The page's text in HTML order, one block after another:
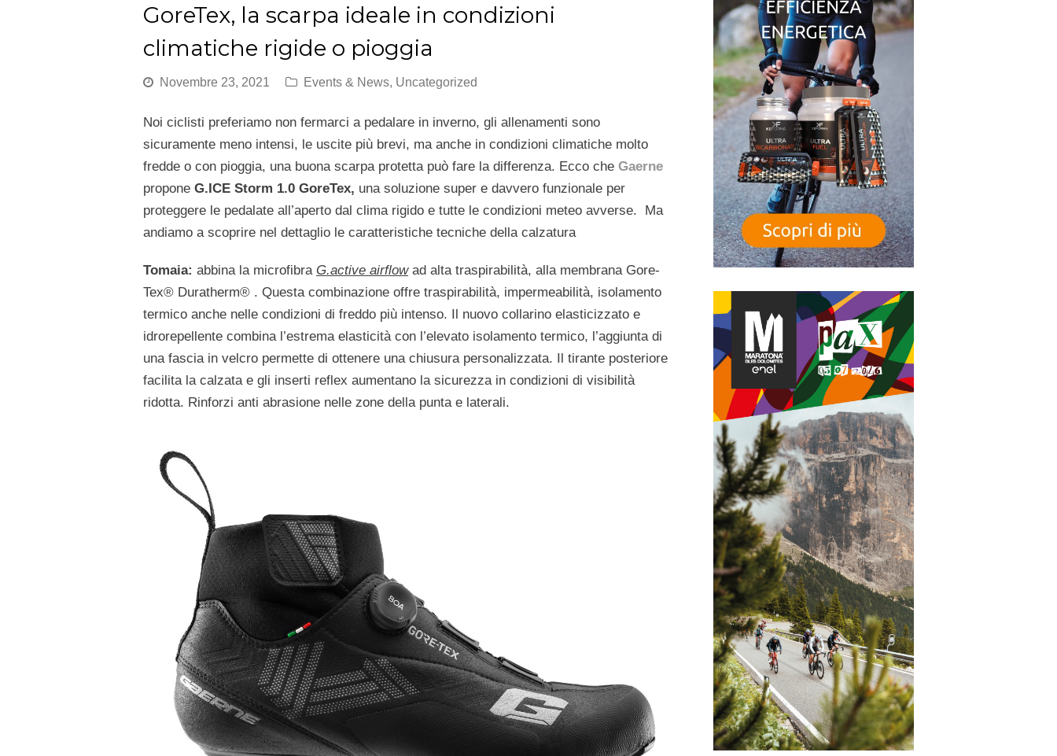
GoreTex, la scarpa ideale in condizioni
climatiche rigide o pioggia
Novembre 23, 2021 Events & News, Uncategorized
Noi ciclisti preferiamo non fermarci a pedalare in inverno, gli allenamenti sono
sicuramente meno intensi, le uscite più brevi, ma anche in condizioni climatiche molto
fredde o con pioggia, una buona scarpa protetta può fare la differenza. Ecco che Gaerne
propone G.ICE Storm 1.0 GoreTex, una soluzione super e davvero funzionale per
proteggere le pedalate all’aperto dal clima rigido e tutte le condizioni meteo avverse. Ma
andiamo a scoprire nel dettaglio le caratteristiche tecniche della calzatura
Tomaia: abbina la microfibra G.active airflowad alta traspirabilità, alla membrana Gore-
Tex® Duratherm® . Questa combinazione offre traspirabilità, impermeabilità, isolamento
termico anche nelle condizioni di freddo più intenso. Il nuovo collarino elasticizzato e
idrorepellente combina l’estrema elasticità con l’elevato isolamento termico, l’aggiunta di
una fascia in velcro permette di ottenere una chiusura personalizzata. Il tirante posteriore
facilita la calzata e gli inserti reflex aumentano la sicurezza in condizioni di visibilità
ridotta. Rinforzi anti abrasione nelle zone della punta e laterali.